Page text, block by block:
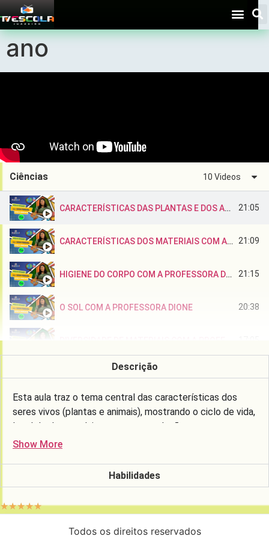
Aulas – Ciências – 2º
ano
Ciências 10 Videos
CARACTERÍSTICAS DAS PLANTAS E DOS ANIMAIS COM A PROFESSORA DIONE 21:05
CARACTERÍSTICAS DOS MATERIAIS COM A PROFESSORA DIONE 21:09
HIGIENE DO CORPO COM A PROFESSORA DIONI. 21:15
O SOL COM A PROFESSORA DIONE 20:38
RESISTÊNCIA DOS MATERIAIS, COM A PROFESSORA ALEXANDRA RITA 17:02
ANIMAIS VERTEBRADOS: OS ANFÍBIOS, COM A PROFESSORA ALEXANDRA RITA 16:21
Descrição
Esta aula traz o tema central das características dos
seres vivos (plantas e animais), mostrando o ciclo de vida,
local de desenvolvimento e suas relações com o
ambiente.
Show More
Habilidades
☆☆☆☆☆
Todos os direitos reservados